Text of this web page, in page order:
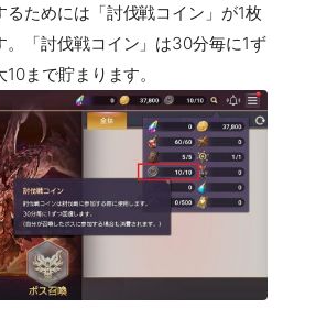
るためには「討伐戦コイン」が1枚
。「討伐戦コイン」は30分毎に1ず
まで貯まります。